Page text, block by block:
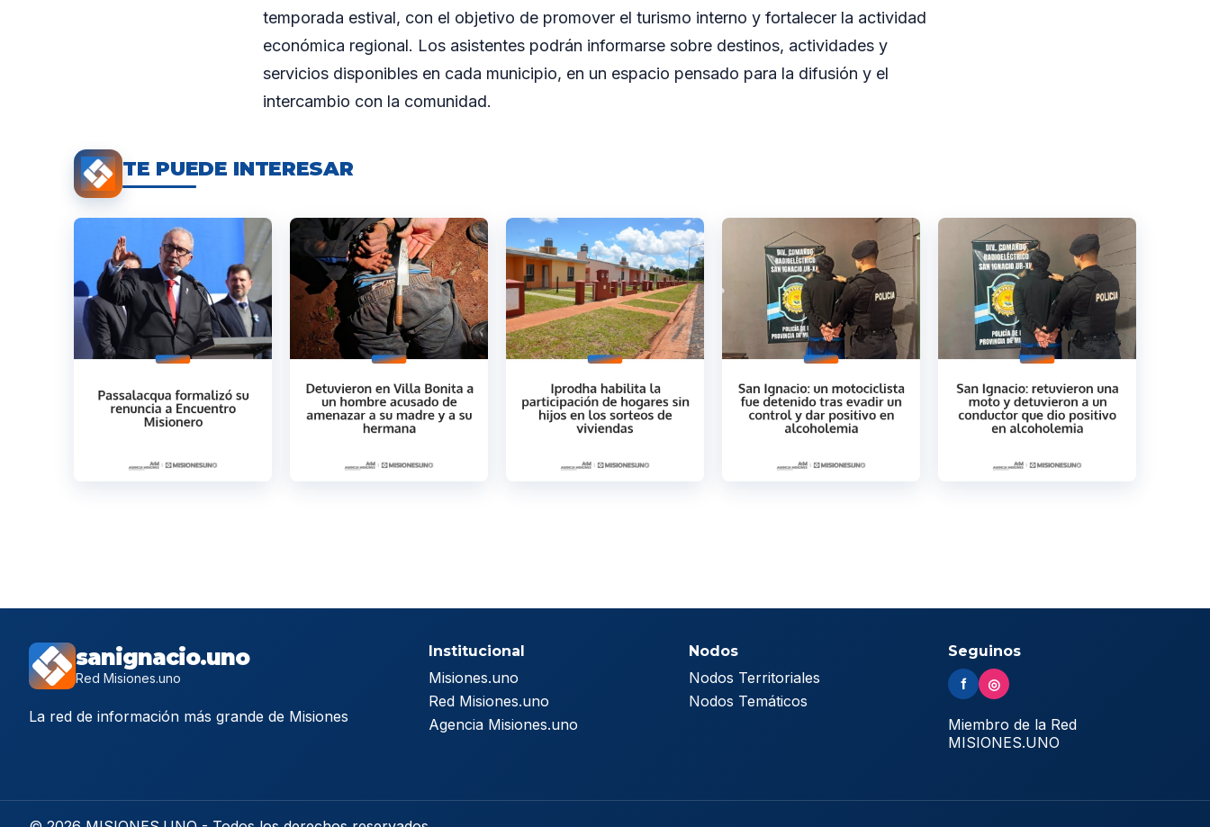
temporada estival, con el objetivo de promover el turismo interno y fortalecer la actividad
económica regional. Los asistentes podrán informarse sobre destinos, actividades y
servicios disponibles en cada municipio, en un espacio pensado para la difusión y el
intercambio con la comunidad.
TE PUEDE INTERESAR
sanignacio.uno
Red Misiones.uno
La red de información más grande de Misiones
Institucional
Misiones.uno
Red Misiones.uno
Agencia Misiones.uno
Nodos
Nodos Territoriales
Nodos Temáticos
Seguinos
f ◎
Miembro de la Red
MISIONES.UNO